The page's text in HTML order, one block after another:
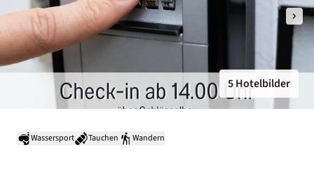
5 Hotelbilder
Wassersport Tauchen Wandern